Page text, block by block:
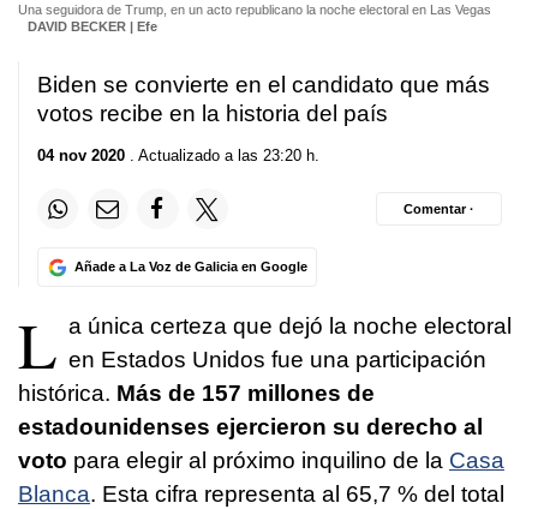
Una seguidora de Trump, en un acto republicano la noche electoral en Las Vegas
DAVID BECKER | Efe
Biden se convierte en el candidato que más
votos recibe en la historia del país
04 nov 2020 . Actualizado a las 23:20 h.
Añade a La Voz de Galicia en Google
Comentar ·
L a única certeza que dejó la noche electoral
en Estados Unidos fue una participación
histórica. Más de 157 millones de
estadounidenses ejercieron su derecho al
voto para elegir al próximo inquilino de la Casa
Blanca. Esta cifra representa al 65,7 % del total